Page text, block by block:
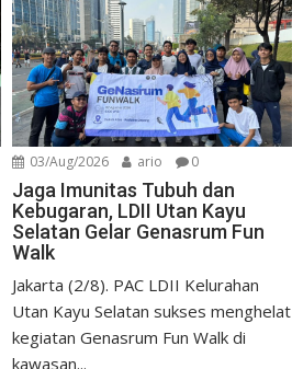
03/Aug/2026 ario 0
Jaga Imunitas Tubuh dan
Kebugaran, LDII Utan Kayu
Selatan Gelar Genasrum Fun
Walk
Jakarta (2/8). PAC LDII Kelurahan
Utan Kayu Selatan sukses menghelat
kegiatan Genasrum Fun Walk di
kawasan...